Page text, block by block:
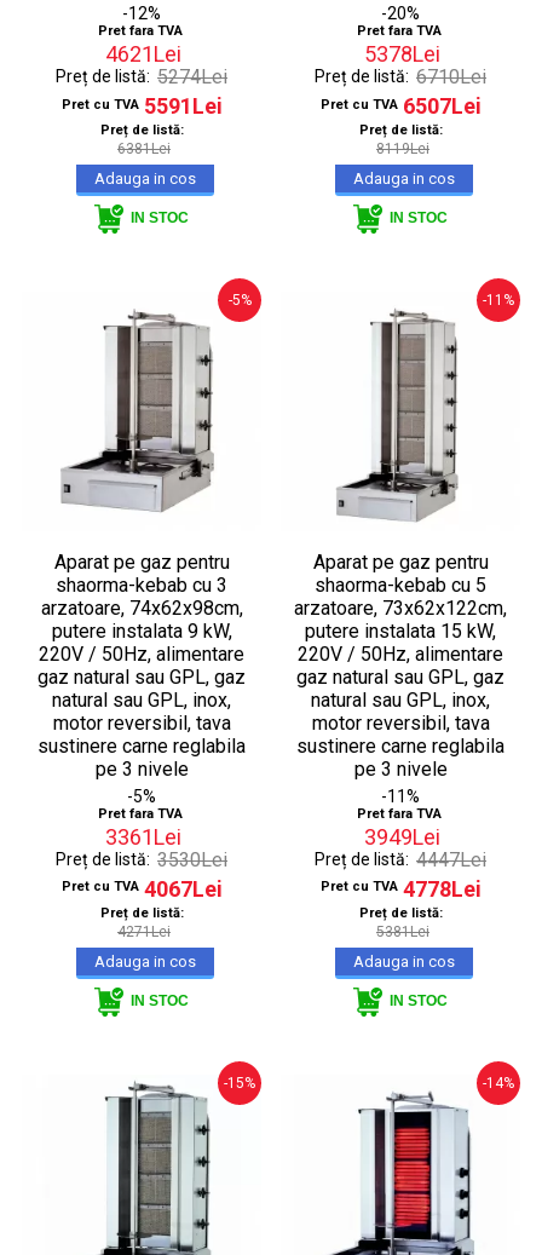
-12%
Pret fara TVA
4621Lei
Preț de listă: 5274Lei
Pret cu TVA 5591Lei
Preț de listă:
6381Lei
IN STOC
-20%
Pret fara TVA
5378Lei
Preț de listă: 6710Lei
Pret cu TVA 6507Lei
Preț de listă:
8119Lei
IN STOC
-5%
Aparat pe gaz pentru
shaorma-kebab cu 3
arzatoare, 74x62x98cm,
putere instalata 9 kW,
220V / 50Hz, alimentare
gaz natural sau GPL, gaz
natural sau GPL, inox,
motor reversibil, tava
sustinere carne reglabila
pe 3 nivele
-5%
Pret fara TVA
3361Lei
Preț de listă: 3530Lei
Pret cu TVA 4067Lei
Preț de listă:
4271Lei
IN STOC
-11%
Aparat pe gaz pentru
shaorma-kebab cu 5
arzatoare, 73x62x122cm,
putere instalata 15 kW,
220V / 50Hz, alimentare
gaz natural sau GPL, gaz
natural sau GPL, inox,
motor reversibil, tava
sustinere carne reglabila
pe 3 nivele
-11%
Pret fara TVA
3949Lei
Preț de listă: 4447Lei
Pret cu TVA 4778Lei
Preț de listă:
5381Lei
IN STOC
-15% -14%